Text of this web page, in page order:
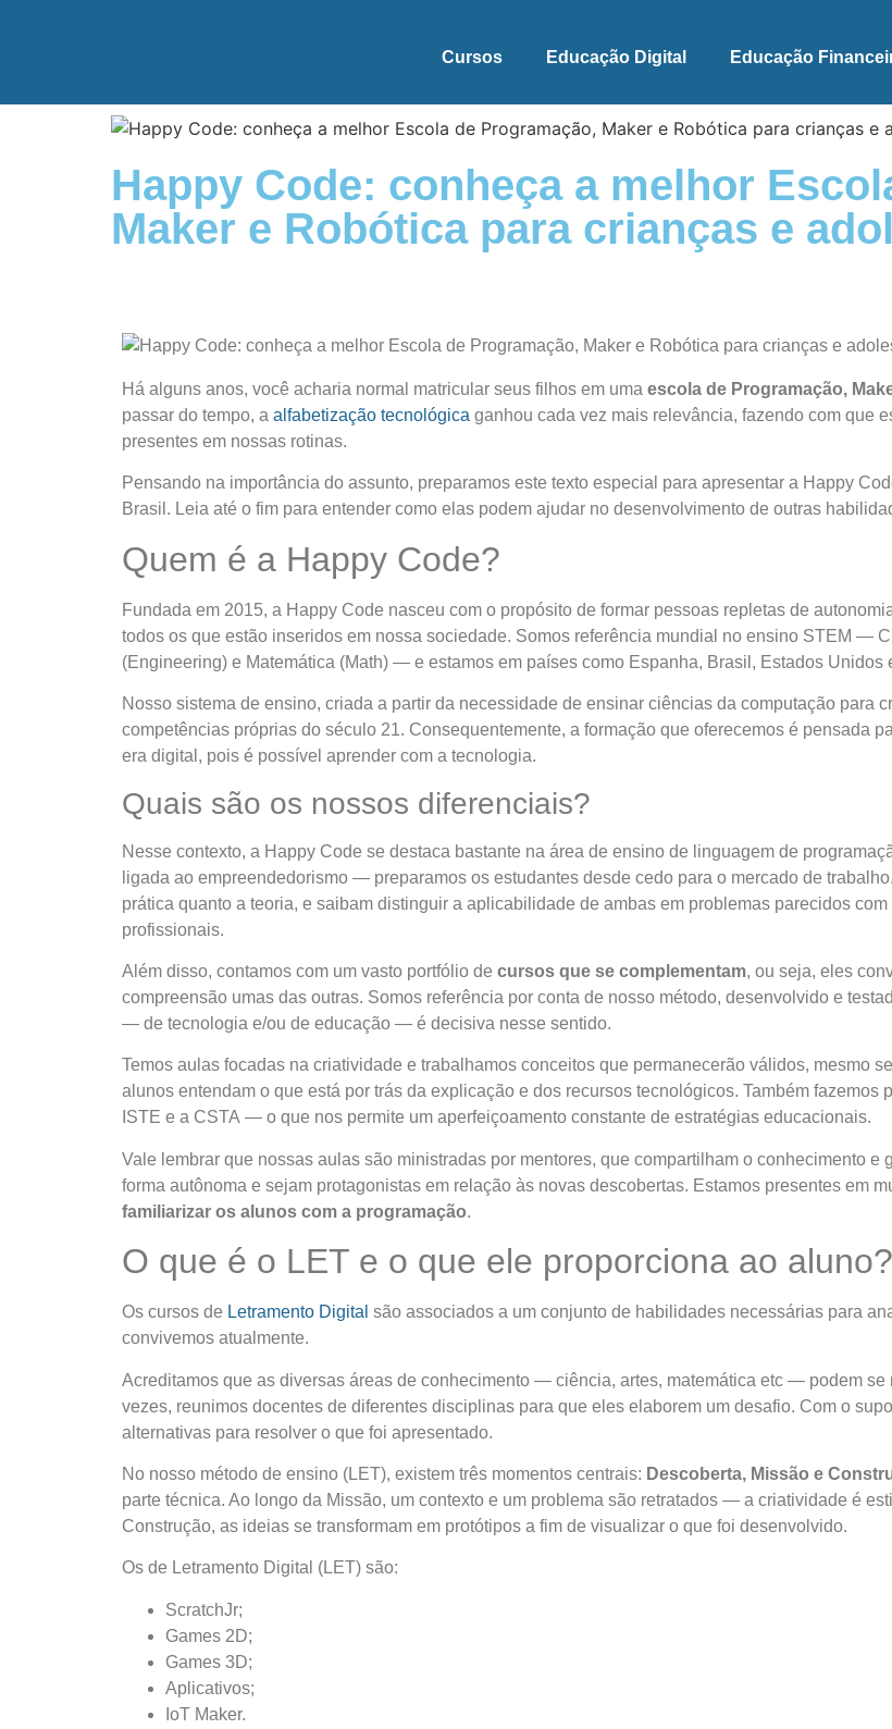
Cursos Educação Digital Educação
Happy Code: conheça a melhor
Maker e Robótica para crianças e
Há alguns anos, você acharia normal matricular seus filhos em uma escola de Programação,
passar do tempo, a alfabetização tecnológica ganhou cada vez mais relevância, fazendo com que
presentes em nossas rotinas.
Pensando na importância do assunto, preparamos este texto especial para apresentar a Happy
Brasil. Leia até o fim para entender como elas podem ajudar no desenvolvimento de outras
Quem é a Happy Code?
Fundada em 2015, a Happy Code nasceu com o propósito de formar pessoas repletas de
todos os que estão inseridos em nossa sociedade. Somos referência mundial no ensino STEM —
(Engineering) e Matemática (Math) — e estamos em países como Espanha, Brasil, Estados Unidos
Nosso sistema de ensino, criada a partir da necessidade de ensinar ciências da computação para
competências próprias do século 21. Consequentemente, a formação que oferecemos é pensada
era digital, pois é possível aprender com a tecnologia.
Quais são os nossos diferenciais?
Nesse contexto, a Happy Code se destaca bastante na área de ensino de linguagem de
ligada ao empreendedorismo — preparamos os estudantes desde cedo para o mercado de
prática quanto a teoria, e saibam distinguir a aplicabilidade de ambas em problemas parecidos
profissionais.
Além disso, contamos com um vasto portfólio de cursos que se complementam, ou seja, eles
compreensão umas das outras. Somos referência por conta de nosso método, desenvolvido e
— de tecnologia e/ou de educação — é decisiva nesse sentido.
Temos aulas focadas na criatividade e trabalhamos conceitos que permanecerão válidos, mesmo
alunos entendam o que está por trás da explicação e dos recursos tecnológicos. Também
ISTE e a CSTA — o que nos permite um aperfeiçoamento constante de estratégias educacionais.
Vale lembrar que nossas aulas são ministradas por mentores, que compartilham o conhecimento
forma autônoma e sejam protagonistas em relação às novas descobertas. Estamos presentes em
familiarizar os alunos com a programação.
O que é o LET e o que ele proporciona ao aluno?
Os cursos de Letramento Digital são associados a um conjunto de habilidades necessárias para
convivemos atualmente.
Acreditamos que as diversas áreas de conhecimento — ciência, artes, matemática etc — podem
vezes, reunimos docentes de diferentes disciplinas para que eles elaborem um desafio. Com o
alternativas para resolver o que foi apresentado.
No nosso método de ensino (LET), existem três momentos centrais: Descoberta, Missão e
parte técnica. Ao longo da Missão, um contexto e um problema são retratados — a criatividade é
Construção, as ideias se transformam em protótipos a fim de visualizar o que foi desenvolvido.
Os de Letramento Digital (LET) são:
ScratchJr;
Games 2D;
Games 3D;
Aplicativos;
IoT Maker.